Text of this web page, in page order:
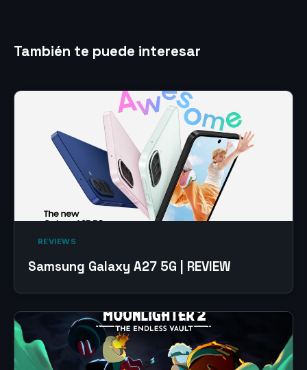
También te puede interesar
‎ REVIEWS‎
Samsung Galaxy A27 5G | REVIEW